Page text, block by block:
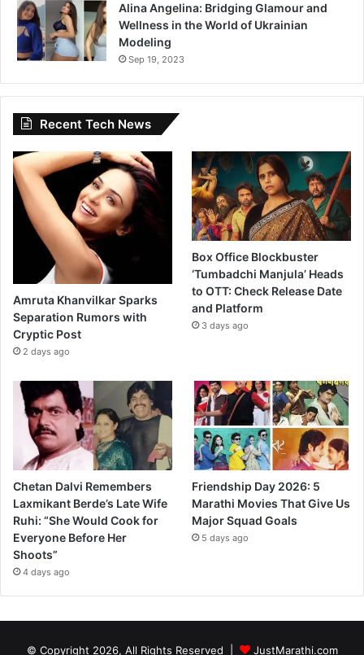
Alina Angelina: Bridging Glamour and
Wellness in the World of Ukrainian
Modeling
Sep 19, 2023
Recent Tech News
Amruta Khanvilkar Sparks
Separation Rumors with
Cryptic Post
2 days ago
Box Office Blockbuster
‘Tumbadchi Manjula’ Heads
to OTT: Check Release Date
and Platform
3 days ago
Chetan Dalvi Remembers
Laxmikant Berde’s Late Wife
Ruhi: “She Would Cook for
Everyone Before Her
Shoots”
4 days ago
Friendship Day 2026: 5
Marathi Movies That Give Us
Major Squad Goals
5 days ago
© Copyright 2026, All Rights Reserved | JustMarathi.com